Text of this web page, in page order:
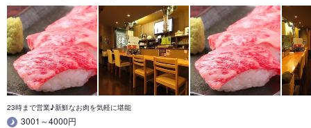
23時まで営業♪新鮮なお肉を気軽に堪能
3001～4000円